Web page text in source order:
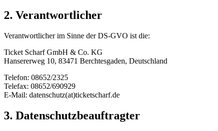
2. Verantwortlicher
Verantwortlicher im Sinne der DS-GVO ist die:
Ticket Scharf GmbH & Co. KG
Hansererweg 10, 83471 Berchtesgaden, Deutschland
Telefon: 08652/2325
Telefax: 08652/690929
E-Mail: datenschutz(at)ticketscharf.de
3. Datenschutzbeauftragter